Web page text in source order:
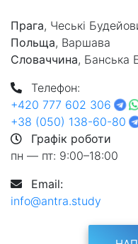
Прага, Чеські
Польща, Варшава
Словаччина, Банська
Телефон:
+420 777 602 306
+38 (050) 138-60-80
Графік роботи
пн — пт: 9:00–18:00
Email:
info@antra.study